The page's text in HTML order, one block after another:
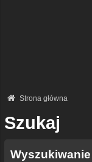
Strona główna
Szukaj
Wyszukiwanie